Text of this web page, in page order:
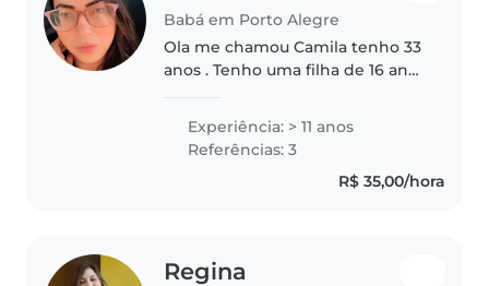
Babá em Porto Alegre
Ola me chamou Camila tenho 33
anos . Tenho uma filha de 16 anos
devido a escola fechar por erros
administrativos. Trabalhei..
Experiência: > 11 anos
Referências: 3
R$ 35,00/hora
Regina